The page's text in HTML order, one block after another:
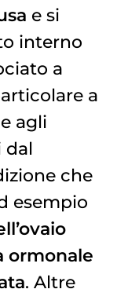
e si
interno
a
a
agli
dal
che
esempio
ormonale
. Altre